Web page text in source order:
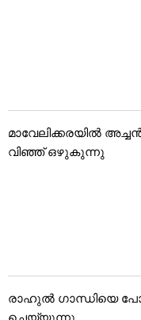
മാവേലിക്കരയിൽ
വിഞ്ഞ് ഒഴുകുന്നു
രാഹുൽ ഗാന്ധിയെ
ചെയ്യുന്നു